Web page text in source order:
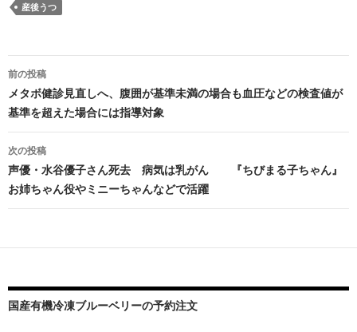
産後うつ
投
稿
ナ
ビ
ゲ
ー
ン
前の投稿
メタボ健診見直しへ、腹囲が基準未満の場合も血圧などの検査値が
基準を超えた場合には指導対象
次の投稿
声優・水谷優子さん死去 病気は乳がん 『ちびまる子ちゃん』
お姉ちゃん役やミニーちゃんなどで活躍
国産有機冷凍ブルーベリーの予約注文